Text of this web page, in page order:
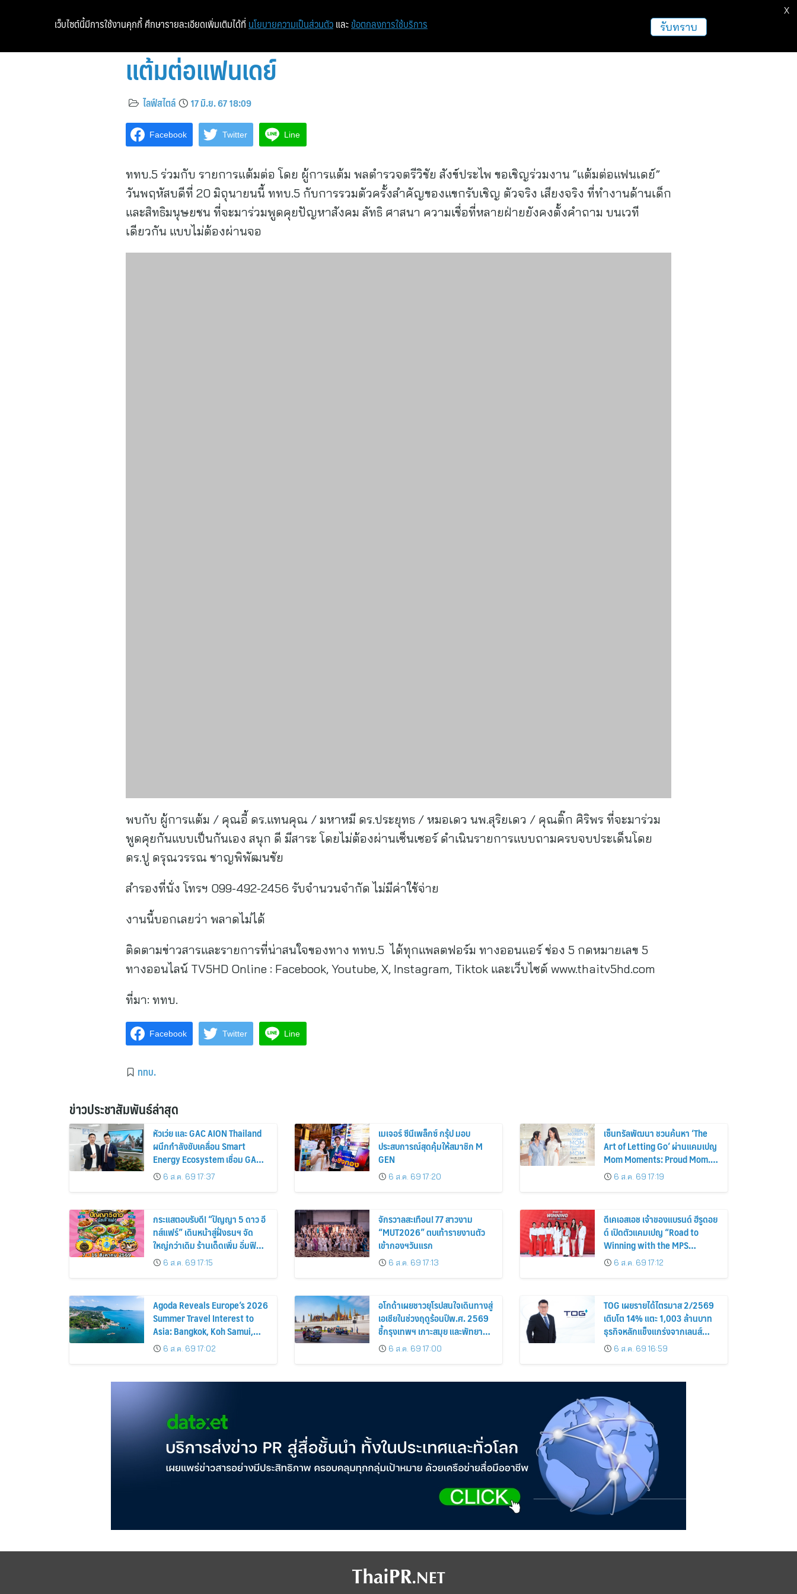
หน้าแรก ท่องเที่ยว ฝากข่าวประชาสัมพันธ์
แต้มต่อแฟนเดย์
ไลฟ์สไตล์ 17 มิ.ย. 67 18:09
Facebook Twitter Line
ททบ.5 ร่วมกับ รายการแต้มต่อ โดย ผู้การแต้ม พลตำรวจตรีวิชัย สังข์ประไพ ขอเชิญร่วมงาน “แต้มต่อแฟนเดย์”
วันพฤหัสบดีที่ 20 มิถุนายนนี้ ททบ.5 กับการรวมตัวครั้งสำคัญของแขกรับเชิญ ตัวจริง เสียงจริง ที่ทำงานด้านเด็ก
และสิทธิมนุษยชน ที่จะมาร่วมพูดคุยปัญหาสังคม ลัทธิ ศาสนา ความเชื่อที่หลายฝ่ายยังคงตั้งคำถาม บนเวที
เดียวกัน แบบไม่ต้องผ่านจอ
พบกับ ผู้การแต้ม / คุณอี้ ดร.แทนคุณ / มหาหมี ดร.ประยุทธ / หมอเดว นพ.สุริยเดว / คุณติ๊ก ศิริพร ที่จะมาร่วม
พูดคุยกันแบบเป็นกันเอง สนุก ดี มีสาระ โดยไม่ต้องผ่านเซ็นเซอร์ ดำเนินรายการแบบถามครบจบประเด็นโดย
ดร.ปู ดรุณวรรณ ชาญพิพัฒนชัย
สำรองที่นั่ง โทรฯ 099-492-2456 รับจำนวนจำกัด ไม่มีค่าใช้จ่าย
งานนี้บอกเลยว่า พลาดไม่ได้
ติดตามข่าวสารและรายการที่น่าสนใจของทาง ททบ.5 ได้ทุกแพลตฟอร์ม ทางออนแอร์ ช่อง 5 กดหมายเลข 5
ทางออนไลน์ TV5HD Online : Facebook, Youtube, X, Instagram, Tiktok และเว็บไซต์ www.thaitv5hd.com
ที่มา: ททบ.
Facebook Twitter Line
ททบ.
ข่าวประชาสัมพันธ์ล่าสุด
หัวเว่ย และ GAC AION Thailand
ผนึกกำลังขับเคลื่อน Smart
Energy Ecosystem เชื่อม GAC
GN8 PHEV รถยนต์ MPV ระดับ
พรีเมียม เข้ากับพลังงานแสง
6 ส.ค. 69 17:37
เมเจอร์ ซีนีเพล็กซ์ กรุ้ป มอบ
ประสบการณ์สุดคุ้มให้สมาชิก M
GEN
6 ส.ค. 69 17:20
เซ็นทรัลพัฒนา ชวนค้นหา ‘The
Art of Letting Go’ ผ่านแคมเปญ
Mom Moments: Proud Mom.
Proud of My Mom.
6 ส.ค. 69 17:19
กระแสตอบรับดี! “ปัญญา 5 ดาว อี
ทส์แฟร์” เดินหน้าสู่ฝั่งธนฯ จัด
ใหญ่กว่าเดิม ร้านเด็ดเพิ่ม อิ่มฟิน
10 วันเต็ม!
6 ส.ค. 69 17:15
จักรวาลสะเทือน! 77 สาวงาม
“MUT2026” ตบเท้ารายงานตัว
เข้ากองฯวันแรก
6 ส.ค. 69 17:13
ดีเคเอสเอช เจ้าของแบรนด์ ฮีรูดอย
ด์ เปิดตัวแคมเปญ “Road to
Winning with the MPS
Science”
6 ส.ค. 69 17:12
Agoda Reveals Europe’s 2026
Summer Travel Interest to
Asia: Bangkok, Koh Samui,
and Pattaya Among the Top
Cities
6 ส.ค. 69 17:02
อโกด้าเผยชาวยุโรปสนใจเดินทางสู่
เอเชียในช่วงฤดูร้อนปีพ.ศ. 2569
ชี้กรุงเทพฯ เกาะสมุย และพัทยา
ติดอันดับเมืองยอดนิยม
6 ส.ค. 69 17:00
TOG เผยรายได้ไตรมาส 2/2569
เติบโต 14% แตะ 1,003 ล้านบาท
ธุรกิจหลักแข็งแกร่งจากเลนส์
มูลค่าเพิ่ม และการขยายตลาดต่าง
ประเทศ พร้อมเดินหน้าลงทุนเพื่อ
6 ส.ค. 69 16:59
เว็บไซต์นี้มีการใช้งานคุกกี้ ศึกษารายละเอียดเพิ่มเติมได้ที่ นโยบายความเป็นส่วนตัว และ ข้อตกลงการใช้บริการ รับทราบ
X